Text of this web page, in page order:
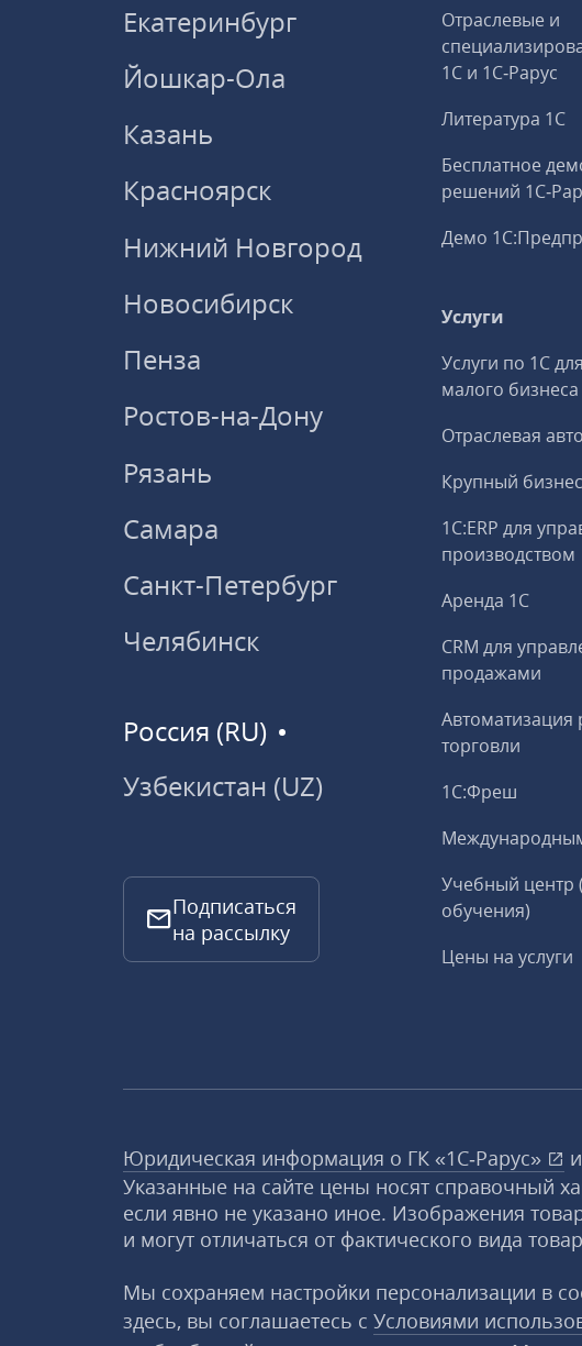
Екатеринбург
Йошкар-Ола
Казань
Красноярск
Нижний Новгород
Новосибирск
Пенза
Ростов-на-Дону
Рязань
Самара
Санкт-Петербург
Челябинск
Россия (RU)
Узбекистан (UZ)
Подписаться
на рассылку
Отраслевые и
1С и 1С‑Рарус
Литература 1С
Бесплатное
решений
Демо
Услуги
Услуги по 1С
малого бизнеса
Отраслевая
Крупный бизнес
1С:ERP для
производством
Аренда 1С
CRM для
продажами
Автоматизация
торговли
1С:Фреш
Учебный центр
обучения)
Цены на услуги
Юридическая информация о ГК «1С‑Рарус» и
Указанные на сайте цены носят справочный
если явно не указано иное. Изображения
и могут отличаться от фактического вида
Мы сохраняем настройки персонализации в
здесь, вы соглашаетесь с Условиями